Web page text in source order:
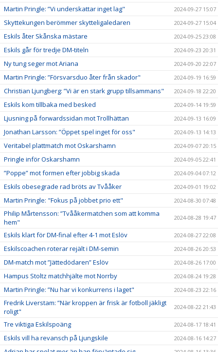
Martin Pringle: ”Vi underskattar inget lag" 2024-09-27 15:07
Skyttekungen berömmer skytteligaledaren 2024-09-27 15:04
Eskils åter Skånska mästare 2024-09-25 23:08
Eskils går för tredje DM-titeln 2024-09-23 20:31
Ny tung seger mot Ariana 2024-09-20 22:07
Martin Pringle: ”Försvarsduo åter från skador" 2024-09-19 16:59
Christian Ljungberg: ”Vi är en stark grupp tillsammans" 2024-09-18 22:20
Eskils kom tillbaka med besked 2024-09-14 19:59
Ljusning på forwardssidan mot Trollhättan 2024-09-13 16:09
Jonathan Larsson: ”Öppet spel inget för oss" 2024-09-13 14:13
Veritabel plattmatch mot Oskarshamn 2024-09-07 20:15
Pringle inför Oskarshamn 2024-09-05 22:41
”Poppe” mot formen efter jobbig skada 2024-09-04 07:12
Eskils obesegrade rad bröts av Tvååker 2024-09-01 19:02
Martin Pringle: "Fokus på jobbet prio ett" 2024-08-30 07:48
Philip Mårtensson: ”Tvååkermatchen som att komma
hem"
2024-08-28 19:47
Eskils klart för DM-final efter 4-1 mot Eslöv 2024-08-27 22:08
Eskilscoachen roterar rejält i DM-semin 2024-08-26 20:53
DM-match mot ”Jättedödaren” Eslöv 2024-08-26 17:00
Hampus Stoltz matchhjälte mot Norrby 2024-08-24 19:28
Martin Pringle: ”Nu har vi konkurrens i laget" 2024-08-23 22:16
Fredrik Liverstam: ”När kroppen är frisk är fotboll jäkligt
roligt"
2024-08-22 21:43
Tre viktiga Eskilspoäng 2024-08-17 18:41
Eskils vill ha revansch på Ljungskile 2024-08-16 14:27